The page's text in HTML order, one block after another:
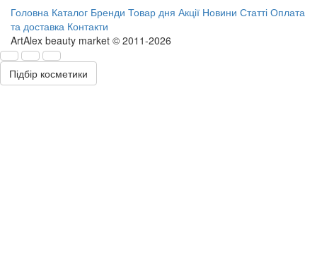
Головна Каталог Бренди Товар дня Акції Новини Статті Оплата
та доставка Контакти
ArtAlex beauty market © 2011-2026
Підбір косметики